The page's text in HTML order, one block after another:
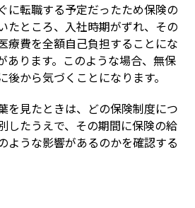
に転職する予定だったため保険の
たところ、入社時期がずれ、その
療費を全額自己負担することにな
あります。このような場合、無保
から気づくことになります。
を見たときは、どの保険制度につ
したうえで、その期間に保険の給
ような影響があるのかを確認する